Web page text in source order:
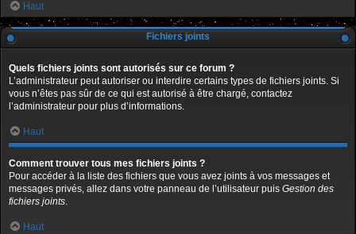
Haut
Fichiers joints
Quels fichiers joints sont autorisés sur ce forum ?
L’administrateur peut autoriser ou interdire certains types de fichiers joints. Si
vous n’êtes pas sûr de ce qui est autorisé à être chargé, contactez
l’administrateur pour plus d’informations.
Haut
Comment trouver tous mes fichiers joints ?
Pour accéder à la liste des fichiers que vous avez joints à vos messages et
messages privés, allez dans votre panneau de l’utilisateur puis Gestion des
fichiers joints.
Haut